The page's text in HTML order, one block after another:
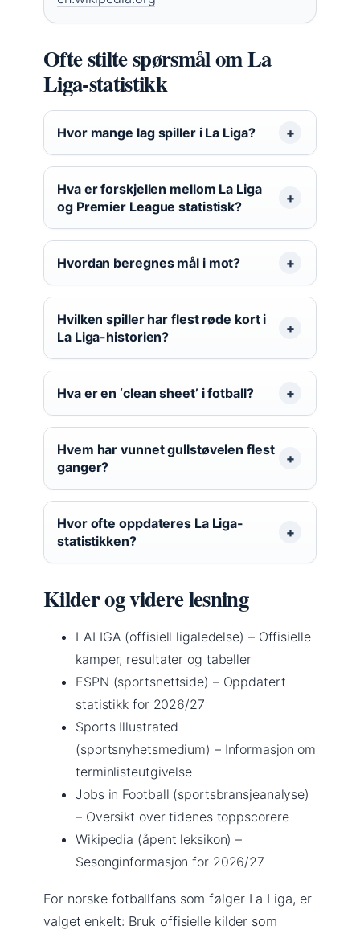
Ofte stilte spørsmål om La
Liga-statistikk
Hvor mange lag spiller i La Liga?
Hva er forskjellen mellom La Liga
og Premier League statistisk?
Hvordan beregnes mål i mot?
Hvilken spiller har flest røde kort i
La Liga-historien?
Hva er en ‘clean sheet’ i fotball?
Hvem har vunnet gullstøvelen flest
ganger?
Hvor ofte oppdateres La Liga-
statistikken?
Kilder og videre lesning
LALIGA (offisiell ligaledelse) – Offisielle
kamper, resultater og tabeller
ESPN (sportsnettside) – Oppdatert
statistikk for 2026/27
Sports Illustrated
(sportsnyhetsmedium) – Informasjon om
terminlisteutgivelse
Jobs in Football (sportsbransjeanalyse)
– Oversikt over tidenes toppscorere
Wikipedia (åpent leksikon) –
Sesonginformasjon for 2026/27
For norske fotballfans som følger La Liga, er
valget enkelt: Bruk offisielle kilder som